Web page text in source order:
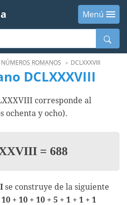
Menú
NÚMEROS ROMANOS DCLXXXVIII
DCLXXXVIII
corresponde al
ochenta y ocho).
= 688
se construye de la siguiente
+ 10 + 10 + 5 + 1 + 1 + 1